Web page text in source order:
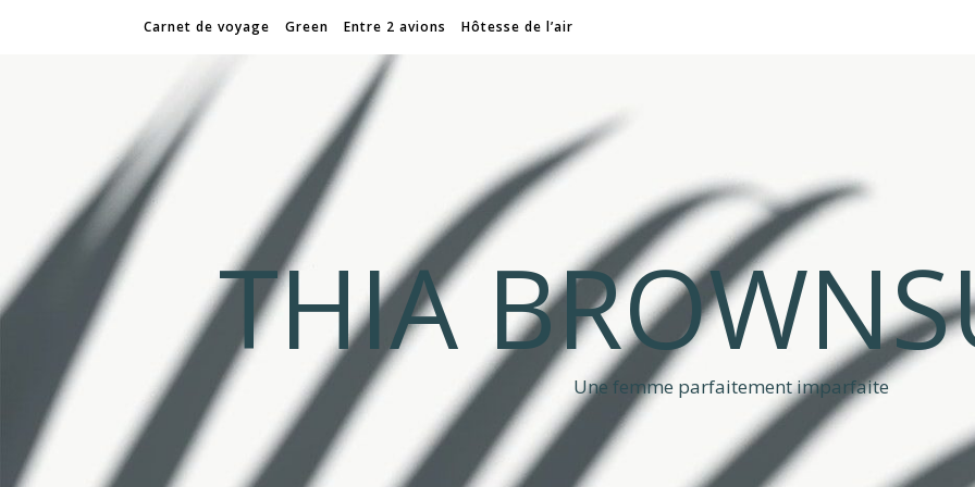
Carnet de voyage Green Entre 2 avions Hôtesse de l’air
THIA
Une femme parfaitement imparfaite